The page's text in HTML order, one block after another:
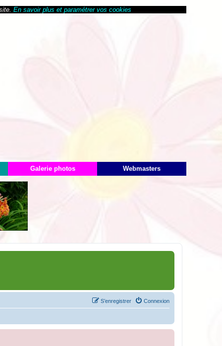
En savoir plus et paramétrer vos cookies
Galerie photos Webmasters
Connexion
S’enregistrer